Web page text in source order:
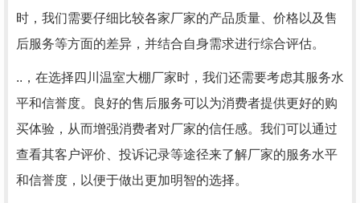
时，我们需要仔细比较各家厂家的产品质量、价格以及售
后服务等方面的差异，并结合自身需求进行综合评估。
..，在选择四川温室大棚厂家时，我们还需要考虑其服务水
平和信誉度。良好的售后服务可以为消费者提供更好的购
买体验，从而增强消费者对厂家的信任感。我们可以通过
查看其客户评价、投诉记录等途径来了解厂家的服务水平
和信誉度，以便于做出更加明智的选择。